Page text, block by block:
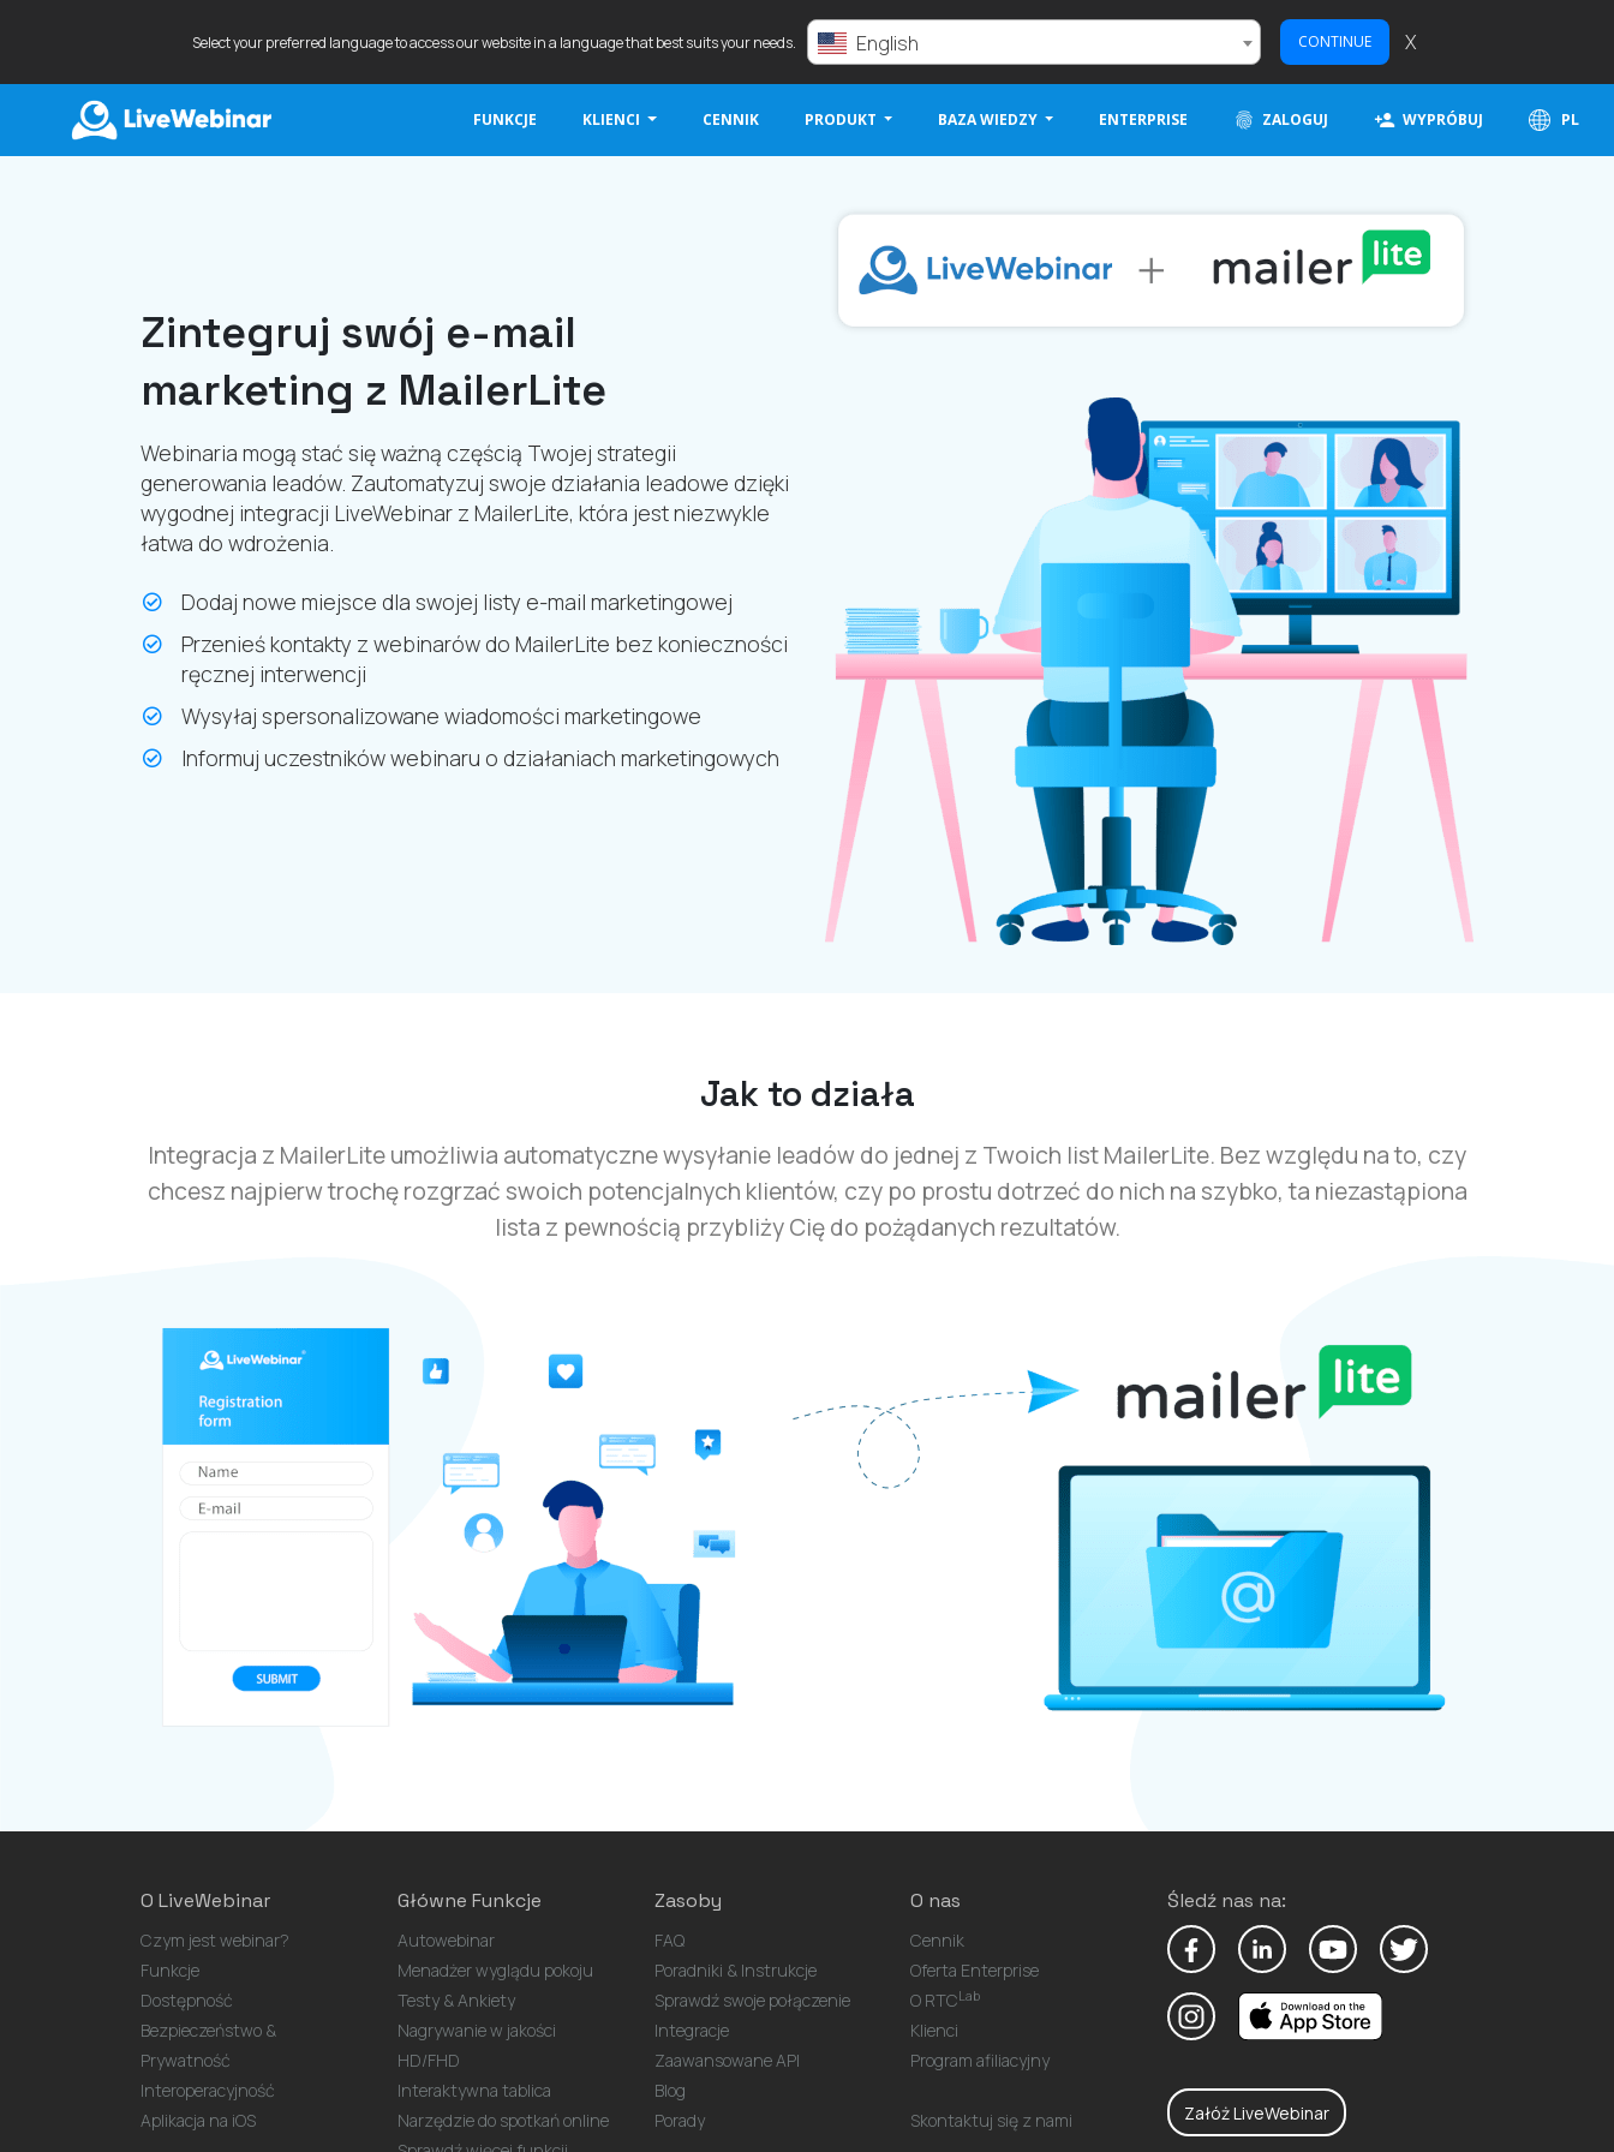
Select your preferred language to access our website in a language that best suits your needs. English CONTINUE X
FUNKCJE KLIENCI CENNIK PRODUKT BAZA WIEDZY ENTERPRISE ZALOGUJ WYPRÓBUJ PL
Zintegruj swój e-mail
marketing z MailerLite
Webinaria mogą stać się ważną częścią Twojej strategii
generowania leadów. Zautomatyzuj swoje działania leadowe dzięki
wygodnej integracji LiveWebinar z MailerLite, która jest niezwykle
łatwa do wdrożenia.
Dodaj nowe miejsce dla swojej listy e-mail marketingowej
Przenieś kontakty z webinarów do MailerLite bez konieczności
ręcznej interwencji
Wysyłaj spersonalizowane wiadomości marketingowe
Informuj uczestników webinaru o działaniach marketingowych
Jak to działa
Integracja z MailerLite umożliwia automatyczne wysyłanie leadów do jednej z Twoich list MailerLite. Bez względu na to, czy
chcesz najpierw trochę rozgrzać swoich potencjalnych klientów, czy po prostu dotrzeć do nich na szybko, ta niezastąpiona
lista z pewnością przybliży Cię do pożądanych rezultatów.
O LiveWebinar
Czym jest webinar?
Funkcje
Dostępność
Bezpieczeństwo &
Prywatność
Interoperacyjność
Aplikacja na iOS
Główne Funkcje
Autowebinar
Menadżer wyglądu pokoju
Testy & Ankiety
Nagrywanie w jakości
HD/FHD
Interaktywna tablica
Narzędzie do spotkań online
Zasoby
FAQ
Poradniki & Instrukcje
Sprawdź swoje połączenie
Integracje
Zaawansowane API
Blog
Porady
O nas
Cennik
Oferta Enterprise
O RTCLab
Klienci
Program afiliacyjny
Skontaktuj się z nami
Śledź nas na:
Załóż LiveWebinar